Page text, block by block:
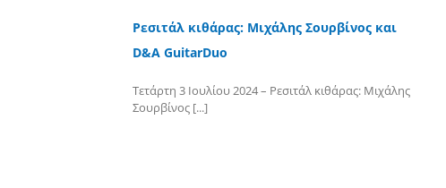
Ρεσιτάλ κιθάρας: Μιχάλης Σουρβίνος και
D&A GuitarDuo
Τετάρτη 3 Ιουλίου 2024 – Ρεσιτάλ κιθάρας: Μιχάλης
Σουρβίνος [...]